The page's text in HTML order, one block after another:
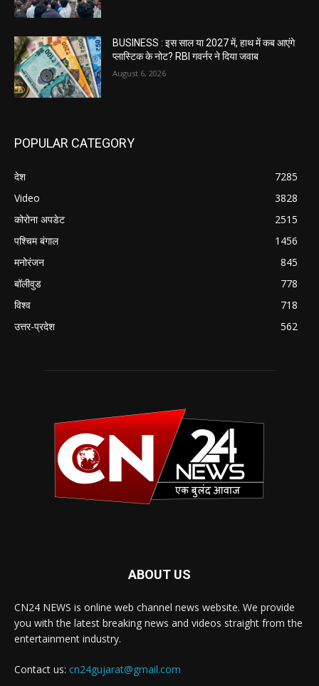
BUSINESS : इस साल या 2027 में, हाथ में कब आएंगे
प्लास्टिक के नोट? RBI गवर्नर ने दिया जवाब
August 6, 2026
POPULAR CATEGORY
देश
7285
Video
3828
कोरोना अपडेट
2515
पश्चिम बंगाल
1456
मनोरंजन
845
बॉलीवुड
778
विश्व
718
उत्तर-प्रदेश
562
ABOUT US
CN24 NEWS is online web channel news website. We provide
you with the latest breaking news and videos straight from the
entertainment industry.
Contact us: cn24gujarat@gmail.com